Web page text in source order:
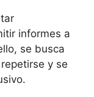
informes a
se busca
y se